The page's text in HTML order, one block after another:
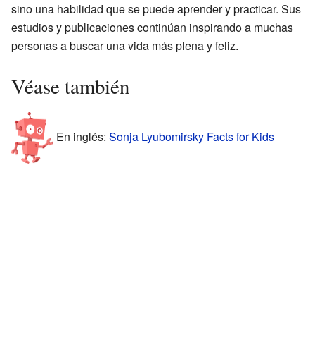
sino una habilidad que se puede aprender y practicar. Sus
estudios y publicaciones continúan inspirando a muchas
personas a buscar una vida más plena y feliz.
Véase también
En inglés: Sonja Lyubomirsky Facts for Kids